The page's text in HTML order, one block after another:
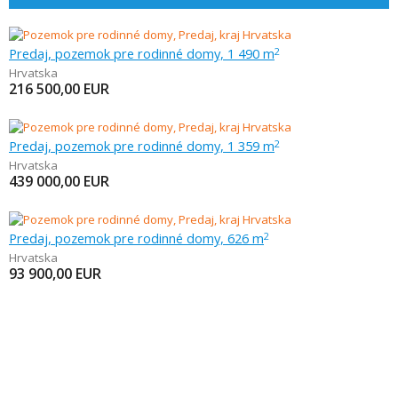
Predaj, pozemok pre rodinné domy, 1 490 m2
Hrvatska
216 500,00 EUR
Predaj, pozemok pre rodinné domy, 1 359 m2
Hrvatska
439 000,00 EUR
Predaj, pozemok pre rodinné domy, 626 m2
Hrvatska
93 900,00 EUR